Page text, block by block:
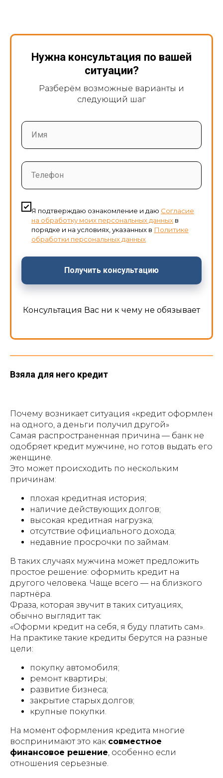
Нужна консультация по вашей
ситуации?
Разберём возможные варианты и
следующий шаг
Имя
Телефон
Я подтверждаю ознакомление и даю Согласие
на обработку моих персональных данных в
порядке и на условиях, указанных в Политике
обработки персональных данных
Получить консультацию
Консультация Вас ни к чему не обязывает
Взяла для него кредит
Почему возникает ситуация «кредит оформлен
на одного, а деньги получил другой»
Самая распространенная причина — банк не
одобряет кредит мужчине, но готов выдать его
женщине.
Это может происходить по нескольким
причинам:
плохая кредитная история;
наличие действующих долгов;
высокая кредитная нагрузка;
отсутствие официального дохода;
недавние просрочки по займам.
В таких случаях мужчина может предложить
простое решение: оформить кредит на
другого человека. Чаще всего — на близкого
партнёра.
Фраза, которая звучит в таких ситуациях,
обычно выглядит так:
«Оформи кредит на себя, я буду платить сам».
На практике такие кредиты берутся на разные
цели:
покупку автомобиля;
ремонт квартиры;
развитие бизнеса;
закрытие старых долгов;
крупные покупки.
На момент оформления кредита многие
воспринимают это как совместное
финансовое решение, особенно если
отношения серьезные.